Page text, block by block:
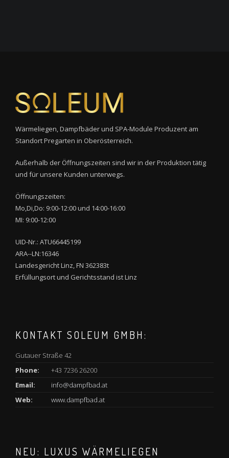
Wärmeliegen, Dampfbäder und SPA-Module Produzent am
Standort Pregarten in Oberösterreich.
Außerhalb der Öffnungszeiten sind wir in der Produktion tätig
und für unsere Kunden unterwegs.
Öffnungszeiten:
Mo,Di,Do: 9:00-12:00 und 14:00-16:00
MI: 9:00-12:00
UID-Nr.: ATU66445199
ARA--LN:16346
Landesgericht Linz, FN 362383t
Erfüllungsort und Gerichtsstand ist Linz
KONTAKT SOLEUM GMBH:
Gutauer Straße 42
Phone:
+43 7236 26200
Email:
info@dampfbad.at
Web:
www.dampfbad.at
NEU: LUXUS WÄRMELIEGEN